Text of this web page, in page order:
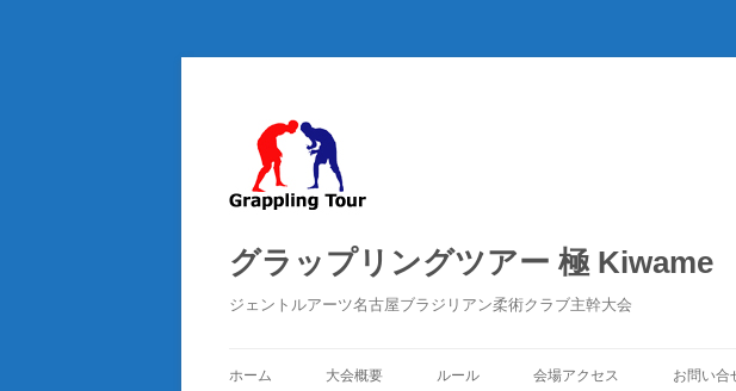
グラップリングツアー 極 Kiwame
ジェントルアーツ名古屋ブラジリアン柔術クラブ主幹大会
ホーム 大会概要 ルール 会場アクセス お問い合